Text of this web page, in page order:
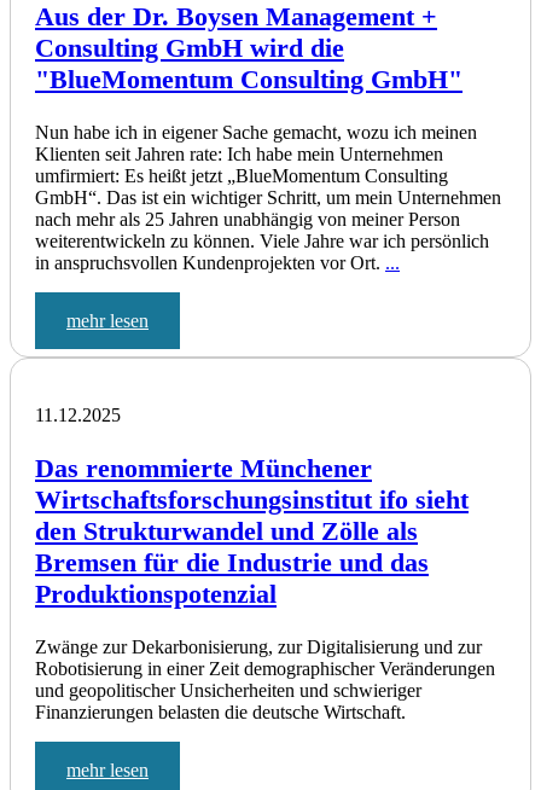
Aus der Dr. Boysen Management +
Consulting GmbH wird die
"BlueMomentum Consulting GmbH"
Nun habe ich in eigener Sache gemacht, wozu ich meinen
Klienten seit Jahren rate: Ich habe mein Unternehmen
umfirmiert: Es heißt jetzt „BlueMomentum Consulting
GmbH“. Das ist ein wichtiger Schritt, um mein Unternehmen
nach mehr als 25 Jahren unabhängig von meiner Person
weiterentwickeln zu können. Viele Jahre war ich persönlich
in anspruchsvollen Kundenprojekten vor Ort. ...
mehr lesen
11.12.2025
Das renommierte Münchener
Wirtschaftsforschungsinstitut ifo sieht
den Strukturwandel und Zölle als
Bremsen für die Industrie und das
Produktionspotenzial
Zwänge zur Dekarbonisierung, zur Digitalisierung und zur
Robotisierung in einer Zeit demographischer Veränderungen
und geopolitischer Unsicherheiten und schwieriger
Finanzierungen belasten die deutsche Wirtschaft.
mehr lesen